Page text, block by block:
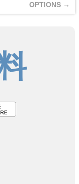
OPTIONS →